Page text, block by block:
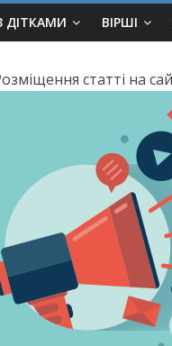
ДІТКАМИ ВІРШІ
статті на